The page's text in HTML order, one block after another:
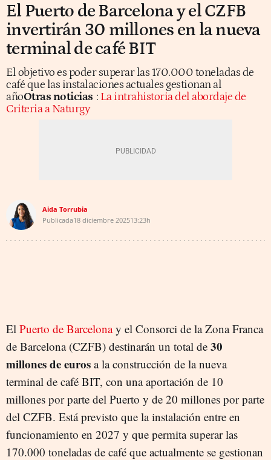
El Puerto de Barcelona y el CZFB
invertirán 30 millones en la nueva
terminal de café BIT
El objetivo es poder superar las 170.000 toneladas de
café que las instalaciones actuales gestionan al
añoOtras noticias : La intrahistoria del abordaje de
Criteria a Naturgy
Aida Torrubia
Publicada18 diciembre 202513:23h
El Puerto de Barcelonay el Consorci de la Zona Franca
de Barcelona (CZFB) destinarán un total de 30
millones de euros a la construcción de la nueva
terminal de café BIT, con una aportación de 10
millones por parte del Puerto y de 20 millones por parte
del CZFB. Está previsto que la instalación entre en
funcionamiento en 2027 y que permita superar las
170.000 toneladas de café que actualmente se gestionan